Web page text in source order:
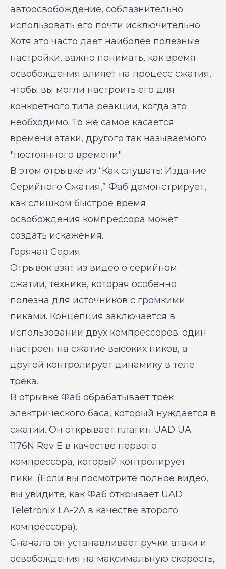
автоосвобождение, соблазнительно
использовать его почти исключительно.
Хотя это часто дает наиболее полезные
настройки, важно понимать, как время
освобождения влияет на процесс сжатия,
чтобы вы могли настроить его для
конкретного типа реакции, когда это
необходимо. То же самое касается
времени атаки, другого так называемого
"постоянного времени".
В этом отрывке из “Как слушать: Издание
Серийного Сжатия,” Фаб демонстрирует,
как слишком быстрое время
освобождения компрессора может
создать искажения.
Горячая Серия
Отрывок взят из видео о серийном
сжатии, технике, которая особенно
полезна для источников с громкими
пиками. Концепция заключается в
использовании двух компрессоров: один
настроен на сжатие высоких пиков, а
другой контролирует динамику в теле
трека.
В отрывке Фаб обрабатывает трек
электрического баса, который нуждается в
сжатии. Он открывает плагин UAD UA
1176N Rev E в качестве первого
компрессора, который контролирует
пики. (Если вы посмотрите полное видео,
вы увидите, как Фаб открывает UAD
Teletronix LA-2A в качестве второго
компрессора).
Сначала он устанавливает ручки атаки и
освобождения на максимальную скорость,